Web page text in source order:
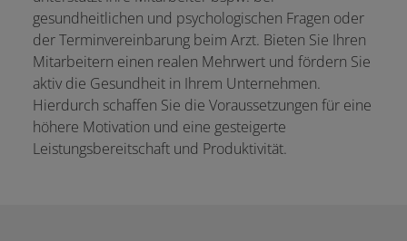
gesundheitlichen und psychologischen Fragen oder
der Terminvereinbarung beim Arzt. Bieten Sie Ihren
Mitarbeitern einen realen Mehrwert und fördern Sie
aktiv die Gesundheit in Ihrem Unternehmen.
Hierdurch schaffen Sie die Voraussetzungen für eine
höhere Motivation und eine gesteigerte
Leistungsbereitschaft und Produktivität.